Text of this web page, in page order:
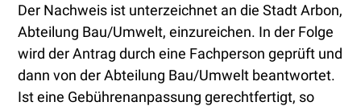
Der Nachweis ist unterzeichnet an die Stadt Arbon,
Abteilung Bau/Umwelt, einzureichen. In der Folge
wird der Antrag durch eine Fachperson geprüft und
dann von der Abteilung Bau/Umwelt beantwortet.
Ist eine Gebührenanpassung gerechtfertigt, so